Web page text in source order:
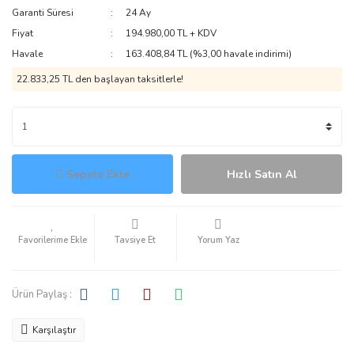
Garanti Süresi
24 Ay
Fiyat
194.980,00 TL + KDV
Havale
163.408,84 TL (%3,00 havale indirimi)
22.833,25 TL den başlayan taksitlerle!
Sepete Ekle Hızlı Satın Al
Tavsiye Et Yorum Yaz
Ürün Paylaş :
Karşılaştır